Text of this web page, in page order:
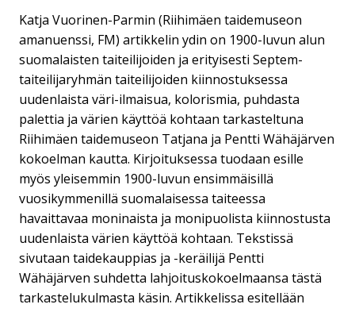
Katja Vuorinen-Parmin (Riihimäen taidemuseon
amanuenssi, FM) artikkelin ydin on 1900-luvun alun
suomalaisten taiteilijoiden ja erityisesti Septem-
taiteilijaryhmän taiteilijoiden kiinnostuksessa
uudenlaista väri-ilmaisua, kolorismia, puhdasta
palettia ja värien käyttöä kohtaan tarkasteltuna
Riihimäen taidemuseon Tatjana ja Pentti Wähäjärven
kokoelman kautta. Kirjoituksessa tuodaan esille
myös yleisemmin 1900-luvun ensimmäisillä
vuosikymmenillä suomalaisessa taiteessa
havaittavaa moninaista ja monipuolista kiinnostusta
uudenlaista värien käyttöä kohtaan. Tekstissä
sivutaan taidekauppias ja -keräilijä Pentti
Wähäjärven suhdetta lahjoituskokoelmaansa tästä
tarkastelukulmasta käsin. Artikkelissa esitellään